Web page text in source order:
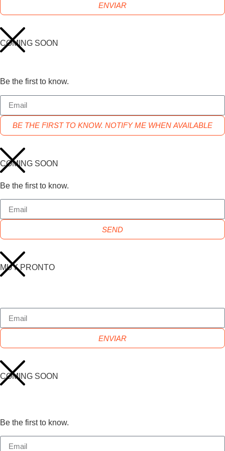
ENVIAR
COMING SOON
Be the first to know.
BE THE FIRST TO KNOW. NOTIFY ME WHEN AVAILABLE
COMING SOON
Be the first to know.
SEND
MUY PRONTO
ENVIAR
COMING SOON
Be the first to know.